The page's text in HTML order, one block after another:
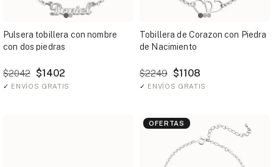
Pulsera tobillera con nombre
con dos piedras
$2042 $1402
✓ ENVÍOS GRATIS
Tobillera de Corazon con Piedra
de Nacimiento
$2249 $1108
✓ ENVÍOS GRATIS
OFERTAS